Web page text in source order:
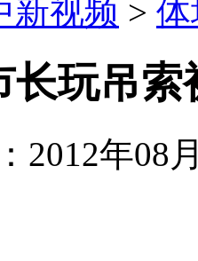
新视频 >
长玩吊索
2012年08